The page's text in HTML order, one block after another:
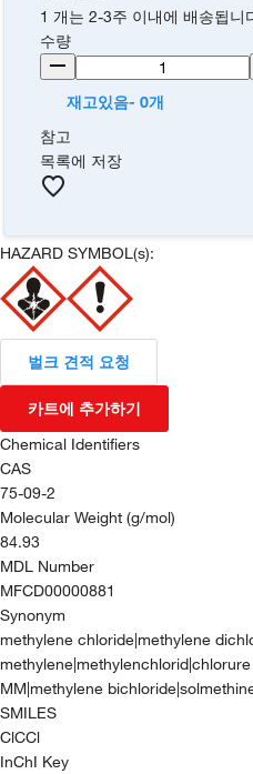
1 개는 2-3주 이내에 배송됩니
수량
재고있음- 0개
참고
목록에 저장
HAZARD SYMBOL(s):
벌크 견적 요청
카트에 추가하기
Chemical Identifiers
CAS
75-09-2
Molecular Weight (g/mol)
84.93
MDL Number
MFCD00000881
Synonym
methylene chloride|methylene
MM|methylene
SMILES
ClCCl
InChI Key